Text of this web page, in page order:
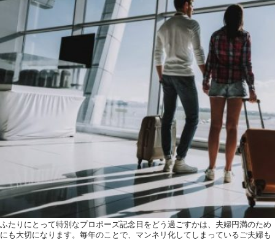
ふたりにとって特別なプロポーズ記念日をどう過ごすかは、夫婦円満のため
にも大切になります。毎年のことで、マンネリ化してしまっているご夫婦も